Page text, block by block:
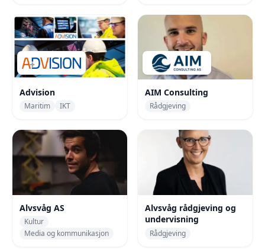
Advision
Maritim IKT
AIM Consulting
Rådgjeving
Alvsvåg AS
Kultur
Media og kommunikasjon
Alvsvåg rådgjeving og
undervisning
Rådgjeving